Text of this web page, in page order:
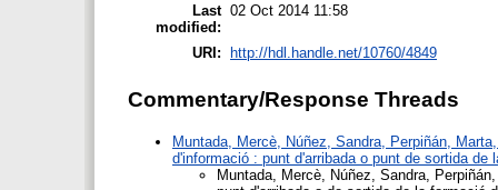
Last
modified:
02 Oct 2014 11:58
URI: http://hdl.handle.net/10760/4849
Commentary/Response Threads
Muntada, Mercè, Núñez, Sandra, Perpiñán, Marta
d'informació : punt d'arribada o punt de sortida
Muntada, Mercè, Núñez, Sandra,